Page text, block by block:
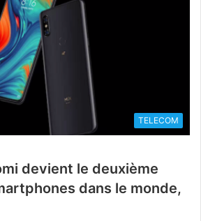
TELECOM
devient le deuxième
dans le monde,